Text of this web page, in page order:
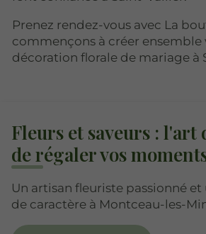
Prenez rendez-vous avec La
commençons à créer
décoration florale de mariage à
Fleurs et saveurs :
de régaler vos
Un artisan fleuriste passionné
de caractère à Montceau-les-